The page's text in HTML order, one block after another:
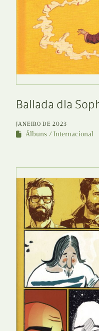
Ballada dla
JANEIRO DE 2023
Álbuns Internacional